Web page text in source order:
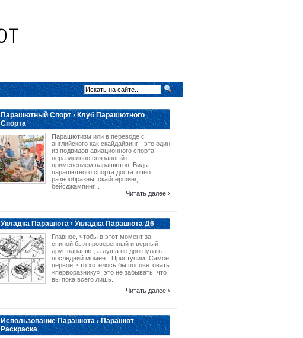
Парашютный Спорт › Клуб Парашютного
Спорта
Парашютизм или в переводе с
английского как скайдайвинг - это один
из подвидов авиационного спорта ,
нераздельно связанный с
применением парашютов. Виды
парашютного спорта достаточно
разнообразны: скайсёрфинг,
бейсджампинг...
Читать далее ›
Укладка Парашюта › Укладка Парашюта Д6
Главное, чтобы в этот момент за
спиной был проверенный и верный
друг-парашют, а душа не дрогнула в
последний момент. Приступим! Самое
первое, что хотелось бы посоветовать
«перворазнику», это не забывать, что
вы пока всего лишь...
Читать далее ›
Использование Парашюта › Парашют
Раскраска